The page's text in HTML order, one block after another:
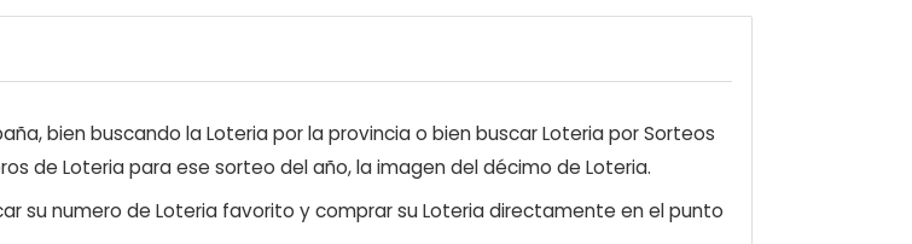
bien buscando la Loteria por la provincia o bien buscar Loteria por Sorteos
de Loteria para ese sorteo del año, la imagen del décimo de Loteria.
su numero de Loteria favorito y comprar su Loteria directamente en el punto